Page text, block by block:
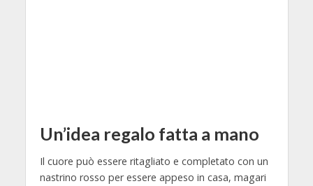
Un’idea regalo fatta a mano
Il cuore può essere ritagliato e completato con un
nastrino rosso per essere appeso in casa, magari